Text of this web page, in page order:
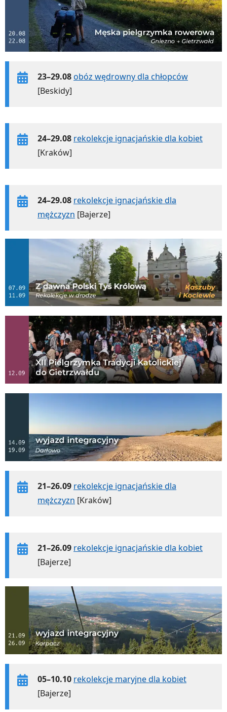
23–29.08obóz wędrowny dla chłopców
[Beskidy]
24–29.08 rekolekcje ignacjańskie dla kobiet
[Kraków]
24–29.08 rekolekcje ignacjańskie dla
mężczyzn [Bajerze]
21–26.09 rekolekcje ignacjańskie dla
mężczyzn [Kraków]
21–26.09 rekolekcje ignacjańskie dla kobiet
[Bajerze]
05–10.10 rekolekcje maryjne dla kobiet
[Bajerze]